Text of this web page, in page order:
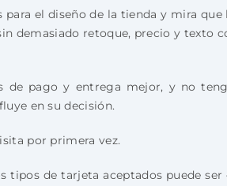
el diseño de la tienda y mira
demasiado retoque, precio y texto
de pago y entrega mejor, y no
en su decisión.
por primera vez.
tipos de tarjeta aceptados puede